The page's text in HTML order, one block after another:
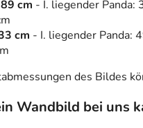
cm - I. liegender Panda:
cm - I. liegender Panda:
des Bildes
Wandbild bei uns